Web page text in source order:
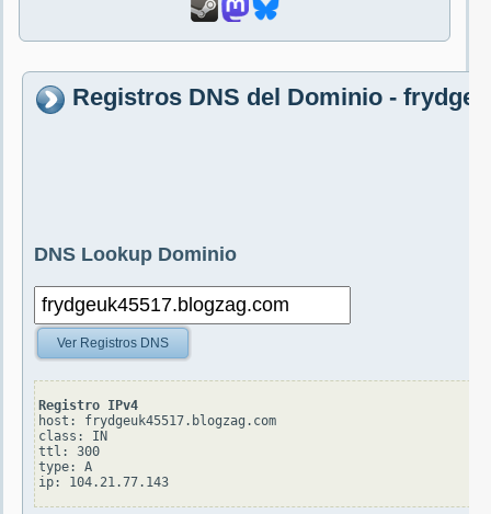
Registros DNS del Dominio -
DNS Lookup Dominio
Ver Registros DNS
Registro IPv4
host: frydgeuk45517.blogzag.com
class: IN
ttl: 300
type: A